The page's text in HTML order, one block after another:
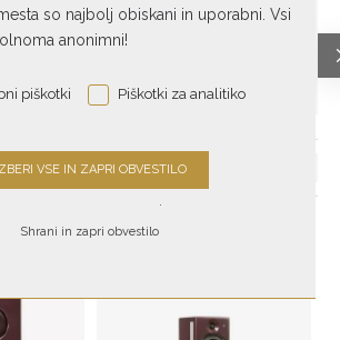
-7 %
so najbolj obiskani in uporabni. Vsi
anonimni!
piškotki Piškotki za analitiko
Shrani in zapri obvestilo
.